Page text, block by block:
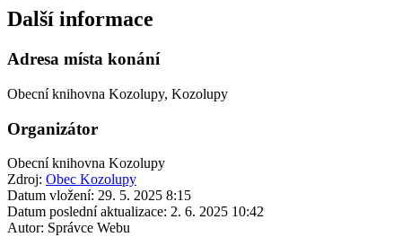
Další informace
Adresa místa konání
Obecní knihovna Kozolupy, Kozolupy
Organizátor
Obecní knihovna Kozolupy
Zdroj: Obec Kozolupy
Datum vložení: 29. 5. 2025 8:15
Datum poslední aktualizace: 2. 6. 2025 10:42
Autor: Správce Webu